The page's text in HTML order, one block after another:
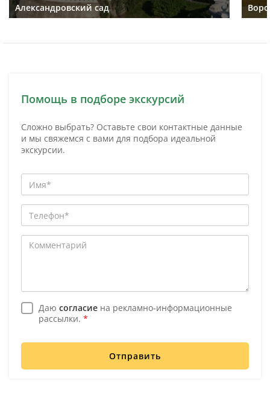
Александровский сад
Помощь в подборе экскурсий
Сложно выбрать? Оставьте свои контактные данные
и мы свяжемся с вами для подбора идеальной
экскурсии.
Даю согласие на рекламно-информационные
рассылки. *
Отправить